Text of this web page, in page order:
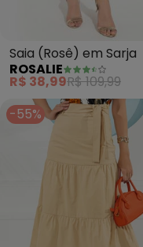
Saia (Rosê) em Sarja
ROSALIE
R$ 38,99R$ 109,99
-55%